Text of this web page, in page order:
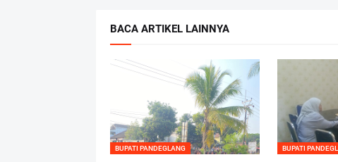
BACA ARTIKEL LAINNYA
BUPATI PANDEGLANG BUPATI